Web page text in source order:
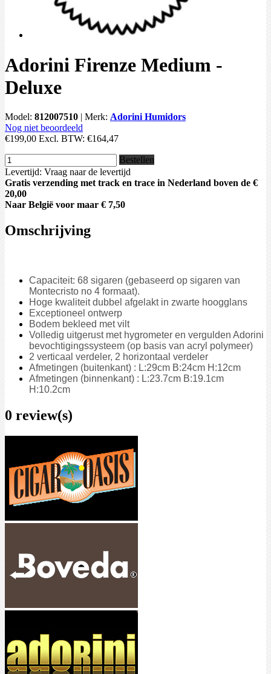
Adorini Firenze Medium -
Deluxe
Model: 812007510 | Merk: Adorini Humidors
Nog niet beoordeeld
€199,00 Excl. BTW: €164,47
Bestellen
Levertijd: Vraag naar de levertijd
Gratis verzending met track en trace in Nederland boven de €
20,00
Naar België voor maar € 7,50
Omschrijving
Capaciteit: 68 sigaren (gebaseerd op sigaren van
Montecristo no 4 formaat).
Hoge kwaliteit dubbel afgelakt in zwarte hoogglans
Exceptioneel ontwerp
Bodem bekleed met vilt
Volledig uitgerust met hygrometer en vergulden Adorini
bevochtigingssysteem (op basis van acryl polymeer)
2 verticaal verdeler, 2 horizontaal verdeler
Afmetingen (buitenkant) : L:29cm B:24cm H:12cm
Afmetingen (binnenkant) : L:23.7cm B:19.1cm
H:10.2cm
0 review(s)